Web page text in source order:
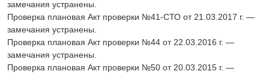
замечания устранены.
Проверка плановая Акт проверки №41-СТО от 21.03.2017 г. —
замечания устранены.
Проверка плановая Акт проверки №44 от 22.03.2016 г. —
замечания устранены.
Проверка плановая Акт проверки №50 от 20.03.2015 г. —